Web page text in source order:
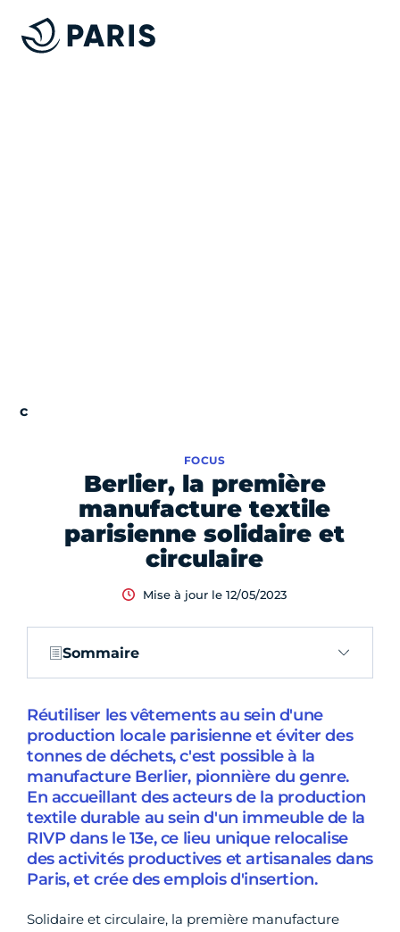
Berlier, la première
manufacture textile
parisienne solidaire et
circulaire
FOCUS
Mise à jour le 12/05/2023
Sommaire
Réutiliser les vêtements au sein d'une
production locale parisienne et éviter des
tonnes de déchets, c'est possible à la
manufacture Berlier, pionnière du genre.
En accueillant des acteurs de la production
textile durable au sein d'un immeuble de la
RIVP dans le 13e, ce lieu unique relocalise
des activités productives et artisanales dans
Paris, et crée des emplois d'insertion.
Solidaire et circulaire, la première manufacture